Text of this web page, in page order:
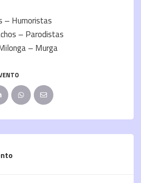
– Humoristas
– Parodistas
– Murga